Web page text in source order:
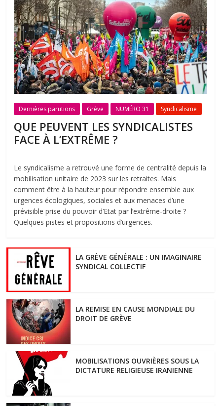
Dernières parutions Grève NUMÉRO 31 Syndicalisme
QUE PEUVENT LES SYNDICALISTES
FACE À L’EXTRÊME ?
Le syndicalisme a retrouvé une forme de centralité depuis la
mobilisation unitaire de 2023 sur les retraites. Mais
comment être à la hauteur pour répondre ensemble aux
urgences écologiques, sociales et aux menaces d’une
prévisible prise du pouvoir d’Etat par l’extrême-droite ?
Quelques pistes et propositions d’urgences.
LA GRÈVE GÉNÉRALE : UN IMAGINAIRE
SYNDICAL COLLECTIF
LA REMISE EN CAUSE MONDIALE DU
DROIT DE GRÈVE
MOBILISATIONS OUVRIÈRES SOUS LA
DICTATURE RELIGIEUSE IRANIENNE